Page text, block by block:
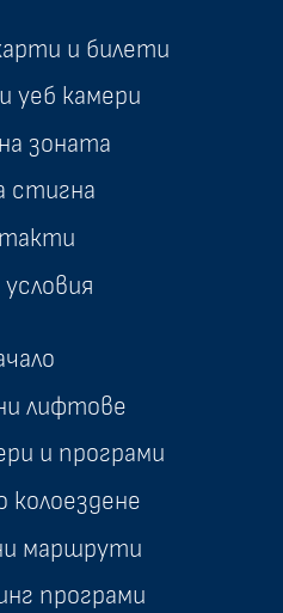
и билети
уеб камери
зоната
стигна
лифтове
и програми
колоездене
маршрути
програми